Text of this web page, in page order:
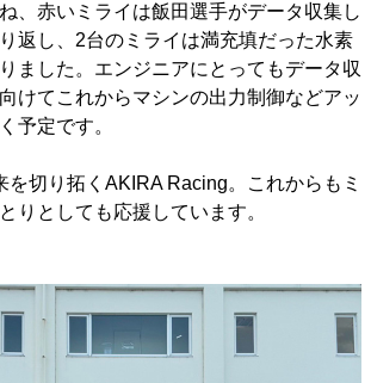
、赤いミライは飯田選手がデータ収集し
返し、2台のミライは満充填だった水素
ました。エンジニアにとってもデータ収
けてこれからマシンの出力制御などアッ
予定です。
を切り拓くAKIRA Racing。これからもミ
りとしても応援しています。